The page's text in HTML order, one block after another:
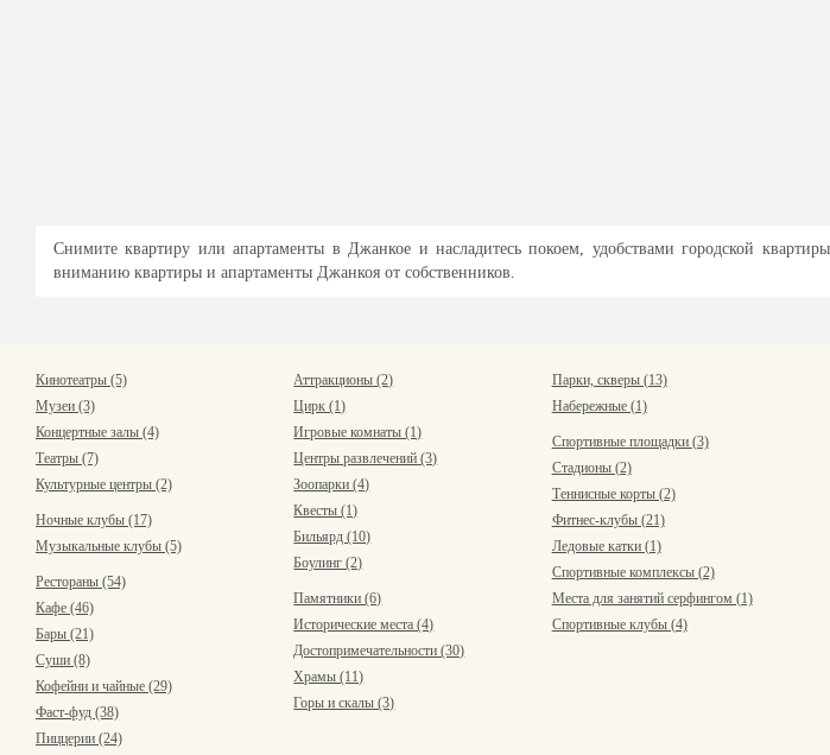
Снимите квартиру или апартаменты в Джанкое и насладитесь покоем, удобствами городской
вниманию квартиры и апартаменты Джанкоя от собственников.
Кинотеатры (5)
Музеи (3)
Концертные залы (4)
Театры (7)
Культурные центры (2)
Ночные клубы (17)
Музыкальные клубы (5)
Рестораны (54)
Кафе (46)
Бары (21)
Суши (8)
Кофейни и чайные (29)
Фаст-фуд (38)
Пиццерии (24)
Аттракционы (2)
Цирк (1)
Игровые комнаты (1)
Центры развлечений (3)
Зоопарки (4)
Квесты (1)
Бильярд (10)
Боулинг (2)
Памятники (6)
Исторические места (4)
Достопримечательности (30)
Храмы (11)
Горы и скалы (3)
Парки, скверы (13)
Набережные (1)
Спортивные площадки (3)
Стадионы (2)
Теннисные корты (2)
Фитнес-клубы (21)
Ледовые катки (1)
Спортивные комплексы (2)
Места для занятий серфингом (1)
Спортивные клубы (4)